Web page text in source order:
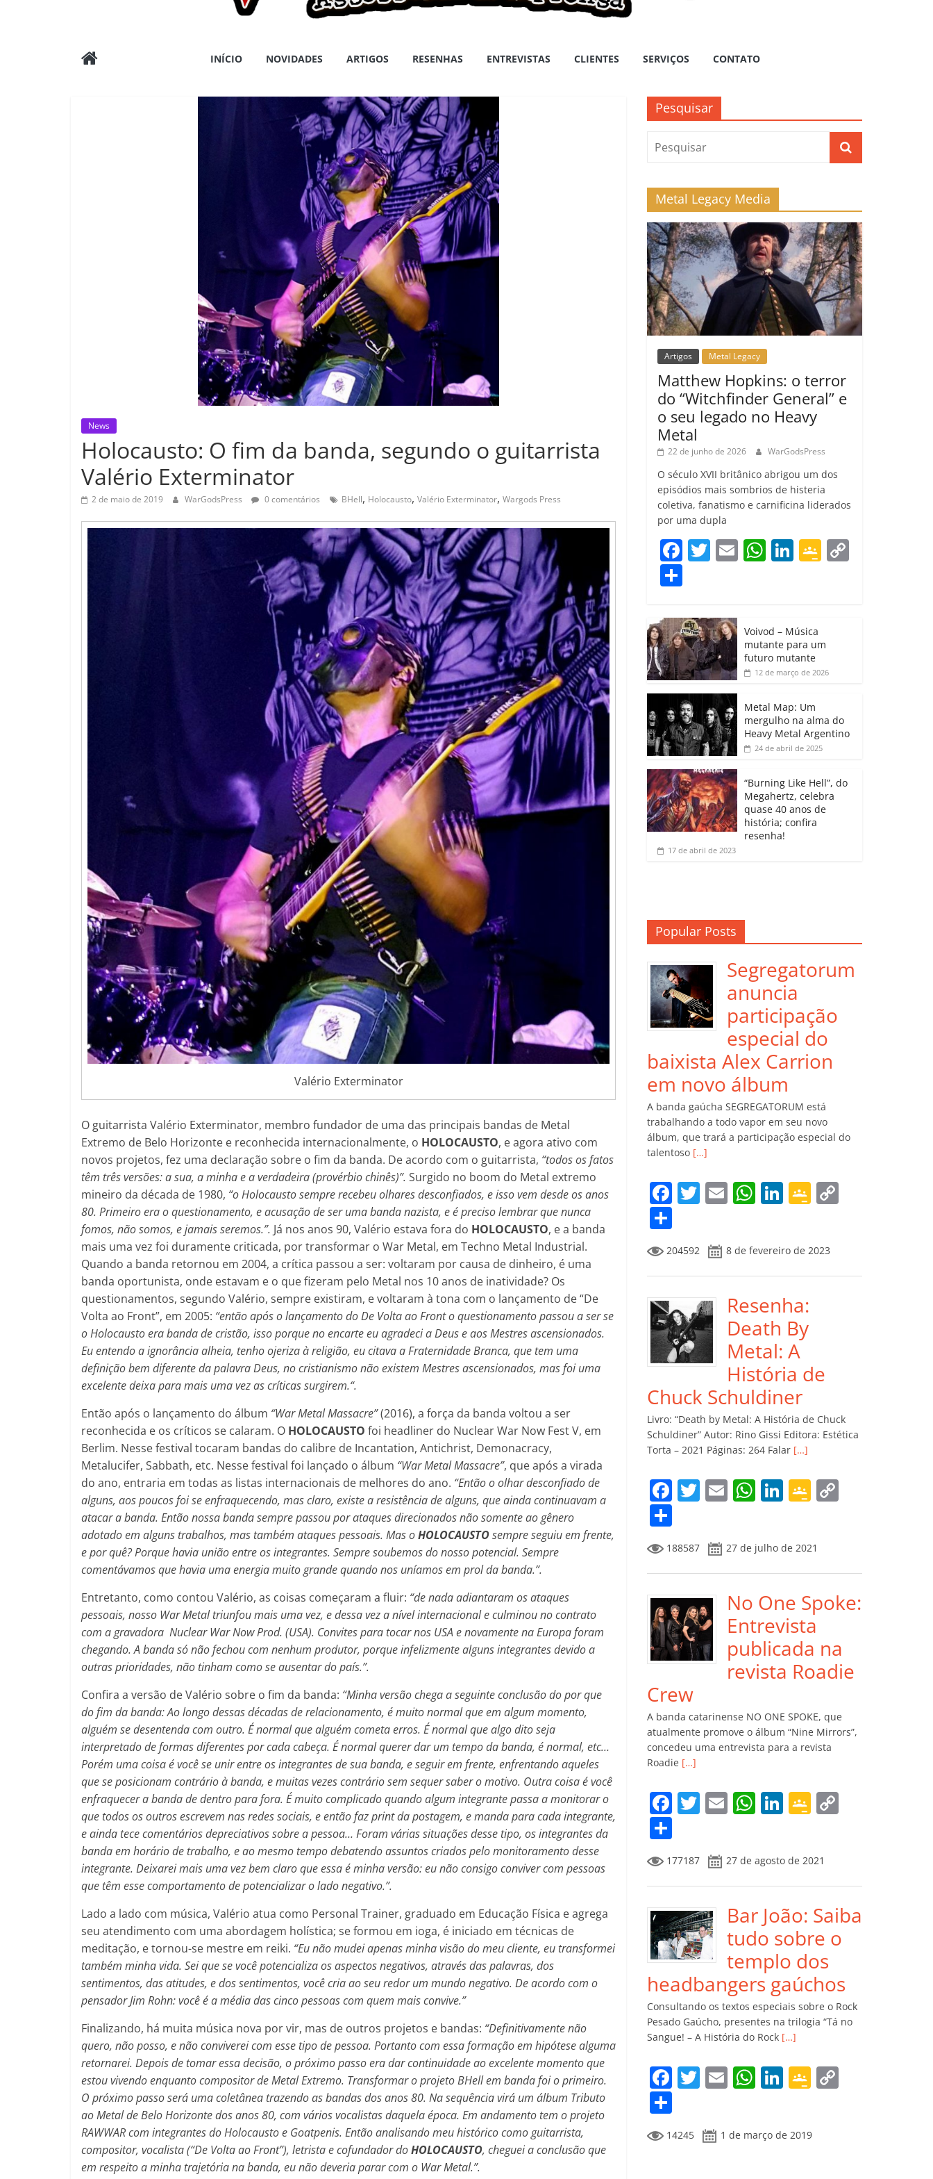
Wargods
INÍCIO NOVIDADES ARTIGOS RESENHAS ENTREVISTAS CLIENTES SERVIÇOS CONTATO
News
Holocausto: O fim da banda, segundo o guitarrista
Valério Exterminator
2 de maio de 2019 WarGodsPress 0 comentários BHell, Holocausto, Valério Exterminator, Wargods Press
Valério Exterminator
O guitarrista Valério Exterminator, membro fundador de uma das principais bandas de Metal
Extremo de Belo Horizonte e reconhecida internacionalmente, o HOLOCAUSTO, e agora ativo com
novos projetos, fez uma declaração sobre o fim da banda. De acordo com o guitarrista, “todos os fatos
têm três versões: a sua, a minha e a verdadeira (provérbio chinês)”. Surgido no boom do Metal extremo
mineiro da década de 1980, “oHolocausto sempre recebeu olhares desconfiados, e isso vem desde os anos
80. Primeiro era o questionamento, e acusação de ser uma banda nazista, e é preciso lembrar que nunca
fomos, não somos, e jamais seremos.”. Já nos anos 90, Valério estava fora do HOLOCAUSTO, e a banda
mais uma vez foi duramente criticada, por transformar o War Metal, em Techno Metal Industrial.
Quando a banda retornou em 2004, a crítica passou a ser: voltaram por causa de dinheiro, é uma
banda oportunista, onde estavam e o que fizeram pelo Metal nos 10 anos de inatividade? Os
questionamentos, segundo Valério, sempre existiram, e voltaram à tona com o lançamento de “De
Volta ao Front”, em 2005: “então após o lançamento do De Volta ao Front o questionamento passou a ser se
o Holocausto era banda de cristão, isso porque no encarte eu agradeci a Deus e aos Mestres ascensionados.
Eu entendo a ignorância alheia, tenho ojeriza à religião, eu citava a Fraternidade Branca, que tem uma
definição bem diferente da palavra Deus, no cristianismo não existem Mestres ascensionados, mas foi uma
excelente deixa para mais uma vez as críticas surgirem.“.
Então após o lançamento do álbum “War Metal Massacre”(2016), a força da banda voltou a ser
reconhecida e os críticos se calaram. O HOLOCAUSTO foi headliner do Nuclear War Now Fest V, em
Berlim. Nesse festival tocaram bandas do calibre de Incantation, Antichrist, Demonacracy,
Metalucifer, Sabbath, etc. Nesse festival foi lançado o álbum “War Metal Massacre”, que após a virada
do ano, entraria em todas as listas internacionais de melhores do ano. “Então o olhar desconfiado de
alguns, aos poucos foi se enfraquecendo, mas claro, existe a resistência de alguns, que ainda continuavam a
atacar a banda. Então nossa banda sempre passou por ataques direcionados não somente ao gênero
adotado em alguns trabalhos, mas também ataques pessoais. Mas oHOLOCAUSTOsempre seguiu em frente,
e por quê? Porque havia união entre os integrantes. Sempre soubemos do nosso potencial. Sempre
comentávamos que havia uma energia muito grande quando nos uníamos em prol da banda.”.
Entretanto, como contou Valério, as coisas começaram a fluir: “de nada adiantaram os ataques
pessoais, nosso War Metal triunfou mais uma vez, e dessa vez a nível internacional e culminou no contrato
com a gravadora Nuclear War Now Prod. (USA). Convites para tocar nos USA e novamente na Europa foram
chegando. A banda só não fechou com nenhum produtor, porque infelizmente alguns integrantes devido a
outras prioridades, não tinham como se ausentar do país.”.
Confira a versão de Valério sobre o fim da banda: “Minha versão chega a seguinte conclusão do por que
do fim da banda: Ao longo dessas décadas de relacionamento, é muito normal que em algum momento,
alguém se desentenda com outro. É normal que alguém cometa erros. É normal que algo dito seja
interpretado de formas diferentes por cada cabeça. É normal querer dar um tempo da banda, é normal, etc…
Porém uma coisa é você se unir entre os integrantes de sua banda, e seguir em frente, enfrentando aqueles
que se posicionam contrário à banda, e muitas vezes contrário sem sequer saber o motivo. Outra coisa é você
enfraquecer a banda de dentro para fora. É muito complicado quando algum integrante passa a monitorar o
que todos os outros escrevem nas redes sociais, e então faz print da postagem, e manda para cada integrante,
e ainda tece comentários depreciativos sobre a pessoa… Foram várias situações desse tipo, os integrantes da
banda em horário de trabalho, e ao mesmo tempo debatendo assuntos criados pelo monitoramento desse
integrante. Deixarei mais uma vez bem claro que essa é minha versão: eu não consigo conviver com pessoas
que têm esse comportamento de potencializar o lado negativo.”.
Lado a lado com música, Valério atua como Personal Trainer, graduado em Educação Física e agrega
seu atendimento com uma abordagem holística; se formou em ioga, é iniciado em técnicas de
meditação, e tornou-se mestre em reiki. “Eu não mudei apenas minha visão do meu cliente, eu transformei
também minha vida. Sei que se você potencializa os aspectos negativos, através das palavras, dos
sentimentos, das atitudes, e dos sentimentos, você cria ao seu redor um mundo negativo. De acordo com o
pensador Jim Rohn: você é a média das cinco pessoas com quem mais convive.”
Finalizando, há muita música nova por vir, mas de outros projetos e bandas: “Definitivamente não
quero, não posso, e não conviverei com esse tipo de pessoa. Portanto com essa formação em hipótese alguma
retornarei. Depois de tomar essa decisão, o próximo passo era dar continuidade ao excelente momento que
estou vivendo enquanto compositor de Metal Extremo. Transformar o projeto BHell em banda foi o primeiro.
O próximo passo será uma coletânea trazendo as bandas dos anos 80. Na sequência virá um álbum Tributo
ao Metal de Belo Horizonte dos anos 80, com vários vocalistas daquela época. Em andamento tem o projeto
RAWWAR com integrantes do Holocausto e Goatpenis. Então analisando meu histórico como guitarrista,
compositor, vocalista (“De Volta ao Front”), letrista e cofundador doHOLOCAUSTO, cheguei a conclusão que
em respeito a minha trajetória na banda, eu não deveria parar com o War Metal.”.
Pesquisar
Metal Legacy Media
Artigos Metal Legacy
Matthew Hopkins: o terror
do “Witchfinder General” e
o seu legado no Heavy
Metal
22 de junho de 2026 WarGodsPress
O século XVII britânico abrigou um dos
episódios mais sombrios de histeria
coletiva, fanatismo e carnificina liderados
por uma dupla
F
e
b
o
o
k
T
er
E W
A
p
p
Li
dI
n
G
e
a
ro
o
m
m
p
ar
til
h
ar
Voivod – Música
mutante para um
futuro mutante
12 de março de 2026
Metal Map: Um
mergulho na alma do
Heavy Metal Argentino
24 de abril de 2025
“Burning Like Hell”, do
Megahertz, celebra
quase 40 anos de
história; confira
resenha!
17 de abril de 2023
Popular Posts
Segregatorum
anuncia
participação
especial do
baixista Alex Carrion
em novo álbum
A banda gaúcha SEGREGATORUM está
trabalhando a todo vapor em seu novo
álbum, que trará a participação especial do
talentoso […]
F
e
b
o
o
k
T
itt
er
E
l
W
s
A
p
p
Li
e
dI
n
G
gl
e
ro
m
Li
o
m
p
ar
til
h
ar
204592 8 de fevereiro de 2023
Resenha:
Death By
Metal: A
História de
Chuck Schuldiner
Livro: “Death by Metal: A História de Chuck
Schuldiner” Autor: Rino Gissi Editora: Estética
Torta – 2021 Páginas: 264 Falar […]
F
e
b
o
o
k
T
itt
er
E
l
W
s
A
p
p
Li
e
dI
n
G
gl
e
Cl
a
ss
ro
m
Li
n
o
m
p
ar
til
h
ar
188587 27 de julho de 2021
No One Spoke:
Entrevista
publicada na
revista Roadie
Crew
A banda catarinense NO ONE SPOKE, que
atualmente promove o álbum “Nine Mirrors”,
concedeu uma entrevista para a revista
Roadie […]
F
e
b
o
o
k
T
itt
er
E
l
W
s
A
p
p
Li
e
dI
n
G
gl
e
Cl
a
ss
ro
o
m
Li
n
k
o
m
p
ar
til
h
ar
177187 27 de agosto de 2021
Bar João: Saiba
tudo sobre o
templo dos
headbangers gaúchos
Consultando os textos especiais sobre o Rock
Pesado Gaúcho, presentes na trilogia “Tá no
Sangue! – A História do Rock […]
F
e
T
itt
er
E
l
W
s
Li
e
G
gl
o
m
14245 1 de março de 2019